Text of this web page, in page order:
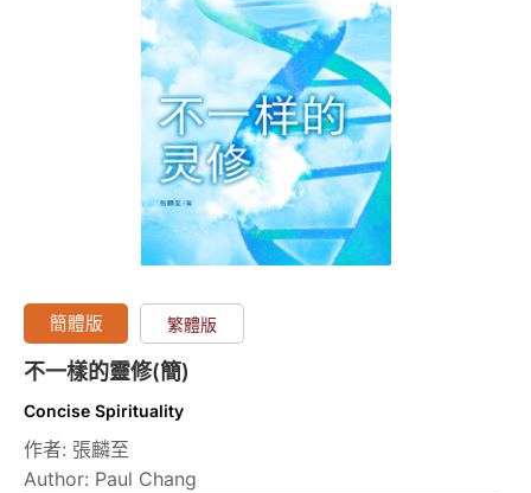
簡體版 繁體版
不一樣的靈修(簡)
Concise Spirituality
作者: 張麟至
Author: Paul Chang